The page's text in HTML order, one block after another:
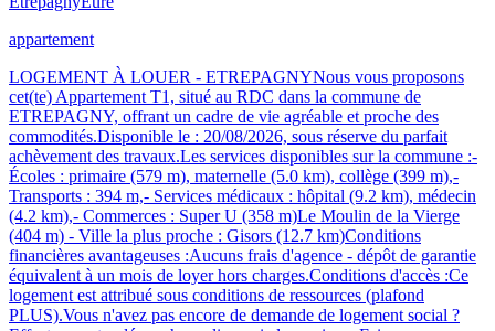
appartement
LOGEMENT À LOUER - ETREPAGNYNous vous proposons
cet(te) Appartement T1, situé au RDC dans la commune de
ETREPAGNY, offrant un cadre de vie agréable et proche des
commodités.Disponible le : 20/08/2026, sous réserve du parfait
achèvement des travaux.Les services disponibles sur la commune :-
Écoles : primaire (579 m), maternelle (5.0 km), collège (399 m),-
Transports : 394 m,- Services médicaux : hôpital (9.2 km), médecin
(4.2 km),- Commerces : Super U (358 m)Le Moulin de la Vierge
(404 m) - Ville la plus proche : Gisors (12.7 km)Conditions
financières avantageuses :Aucuns frais d'agence - dépôt de garantie
équivalent à un mois de loyer hors charges.Conditions d'accès :Ce
logement est attribué sous conditions de ressources (plafond
PLUS).Vous n'avez pas encore de demande de logement social ?